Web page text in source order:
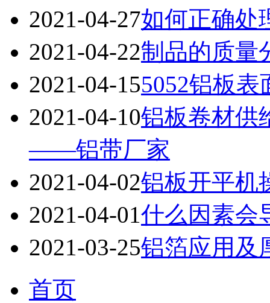
2021-04-27如何正确处
2021-04-22制品的质量
2021-04-155052铝板
2021-04-10铝板卷材供
——铝带厂家
2021-04-02铝板开平
2021-04-01什么因素会
2021-03-25铝箔应用及
首页